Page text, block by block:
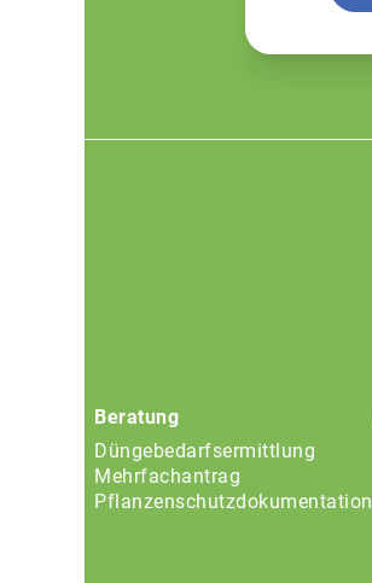
Beratung
Düngebedarfsermittlung
Mehrfachantrag
Pflanzenschutzdokumentation